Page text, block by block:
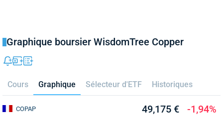
Graphique boursier WisdomTree Copper
Cours Graphique Sélecteur d'ETF Historiques
COPAP 49,175 € -1,94%